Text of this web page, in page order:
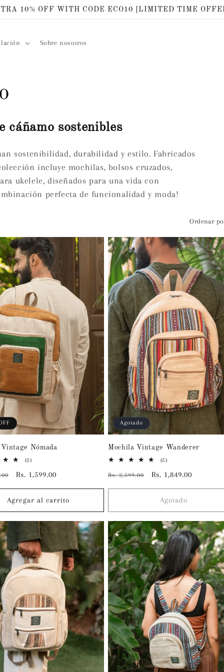
10% OFF WITH CODE ECO10 [LIMITED TIME
Sobre nosotros
cáñamo sostenibles
sostenibilidad, durabilidad y estilo. Fabricados
incluye mochilas, bolsos cruzados,
ukelele, diseñados para una vida con
perfecta de funcionalidad y moda!
Ordenar
Nómada
(3)3
totales
Precio
Rs. 1,599.00
Agregar al carrito
Agotado
Mochila Vintage Wanderer
(5)5
totales
Precio
Rs. 2,599.00
Precio
oferta
Rs. 1,849.00
Agotado